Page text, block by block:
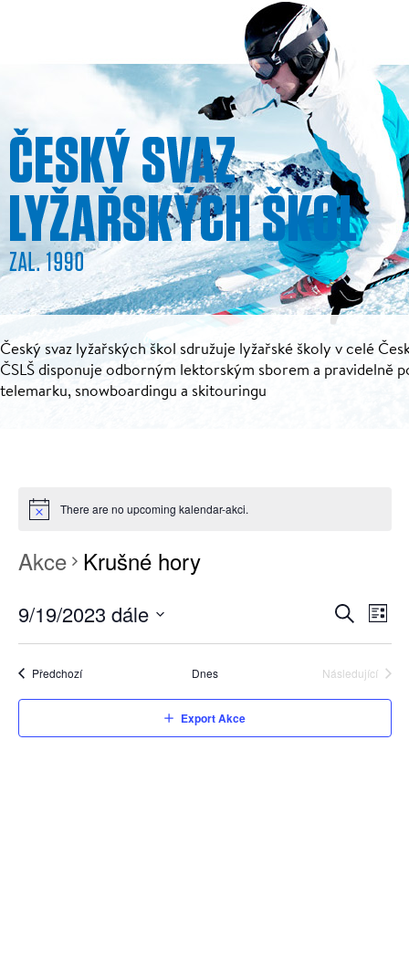
Český svaz lyžařských škol sdružuje lyžařské školy v celé
ČSLŠ disponuje odborným lektorským sborem a pravidelně
telemarku, snowboardingu a skitouringu
There are no upcoming kalendar-akci.
Akce Krušné hory
PRO
HLEDÁNÍ
A
pro
9/19/2023 dále
Select
PředchozíAkce Dnes
Následující
Export Akce